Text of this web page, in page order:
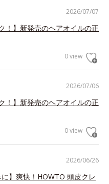
2026/07/07
！】新発売のヘアオイルの正
0 view
2026/07/06
！】新発売のヘアオイルの正
0 view
2026/06/26
に】爽快！HOWTO 頭皮クレ